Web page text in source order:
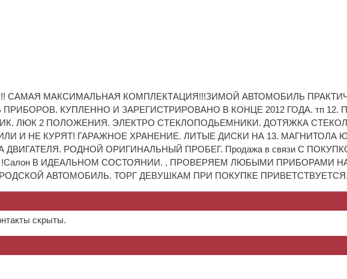
САМАЯ МАКСИМАЛЬНАЯ КОМПЛЕКТАЦИЯ!!!ЗИМОЙ АВТОМОБИЛЬ
КУПЛЕННО И ЗАРЕГИСТРИРОВАНО В КОНЦЕ 2012 ГОДА. тп
ЛЮК 2 ПОЛОЖЕНИЯ. ЭЛЕКТРО СТЕКЛОПОДЬЕМНИКИ. ДОТЯЖКА
И НЕ КУРЯТ! ГАРАЖНОЕ ХРАНЕНИЕ. ЛИТЫЕ ДИСКИ НА 13.
РОДНОЙ ОРИГИНАЛЬНЫЙ ПРОБЕГ. Продажа в связи С
!Салон В ИДЕАЛЬНОМ СОСТОЯНИИ. , ПРОВЕРЯЕМ ЛЮБЫМИ
АВТОМОБИЛЬ. ТОРГ ДЕВУШКАМ ПРИ ПОКУПКЕ
скрыты.